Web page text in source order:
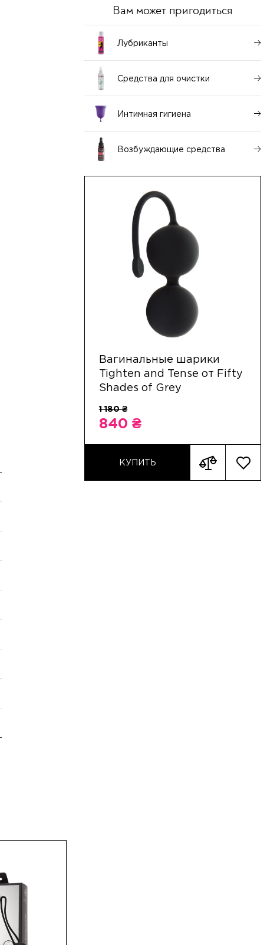
Вам может пригодиться
Лубриканты
Средства для очистки
Интимная гигиена
Возбуждающие средства
Вагинальные шарики
Tighten and Tense от Fifty
Shades of Grey
840 ₴
КУПИТЬ